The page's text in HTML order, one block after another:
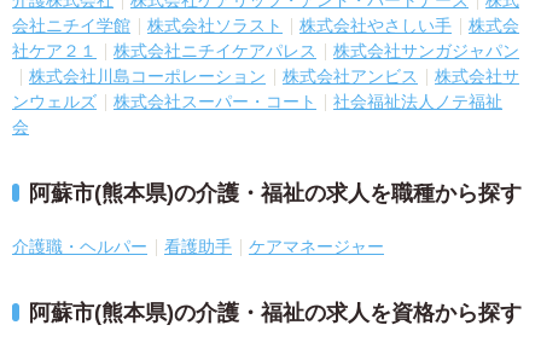
会社ニチイ学館
株式会社ソラスト 株式会社やさしい手
株式会
社ケア２１
株式会社ニチイケアパレス
株式会社サンガジャパン
株式会社川島コーポレーション
株式会社アンビス
株式会社サ
ンウェルズ
株式会社スーパー・コート
社会福祉法人ノテ福祉
会
阿蘇市(熊本県)の介護・福祉の求人を職種から探す
介護職・ヘルパー 看護助手 ケアマネージャー
阿蘇市(熊本県)の介護・福祉の求人を資格から探す